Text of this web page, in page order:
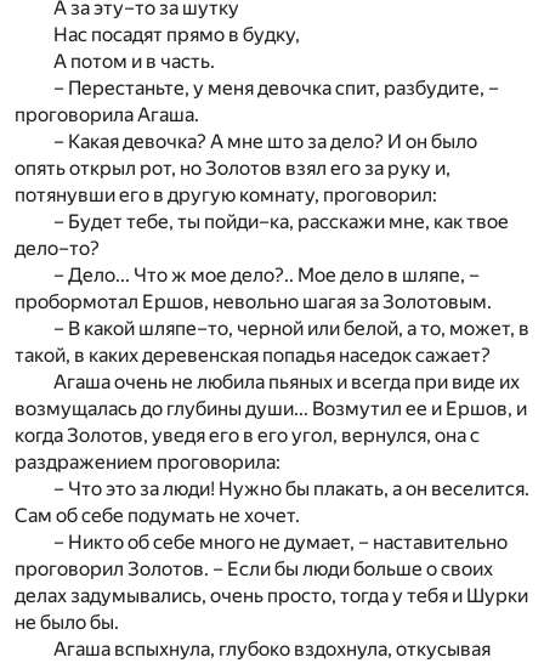
А за эту–то за шутку
Нас посадят прямо в будку,
А потом и в часть.
– Перестаньте, у меня девочка спит, разбудите, –
проговорила Агаша.
– Какая девочка? А мне што за дело? И он было
опять открыл рот, но Золотов взял его за руку и,
потянувши его в другую комнату, проговорил:
– Будет тебе, ты пойди–ка, расскажи мне, как твое
дело–то?
– Дело... Что ж мое дело?.. Мое дело в шляпе, –
пробормотал Ершов, невольно шагая за Золотовым.
– В какой шляпе–то, черной или белой, а то, может, в
такой, в каких деревенская попадья наседок сажает?
Агаша очень не любила пьяных и всегда при виде их
возмущалась до глубины души... Возмутил ее и Ершов, и
когда Золотов, уведя его в его угол, вернулся, она с
раздражением проговорила:
– Что это за люди! Нужно бы плакать, а он веселится.
Сам об себе подумать не хочет.
– Никто об себе много не думает, – наставительно
проговорил Золотов. – Если бы люди больше о своих
делах задумывались, очень просто, тогда у тебя и Шурки
не было бы.
Агаша вспыхнула, глубоко вздохнула, откусывая